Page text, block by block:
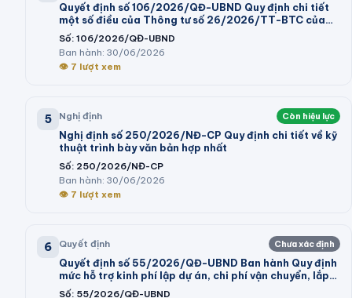
Quyết định số 106/2026/QĐ-UBND Quy định chi tiết
một số điều của Thông tư số 26/2026/TT-BTC của
Bộ trưởng Bộ Tài chính hướng dẫn thi hành một số điều
của Nghị định số 73/2026/NĐ-CP ngày 10 tháng 3
năm 2026 của Chính phủ quy định chi tiết và hướng
dẫn thi hành một số điều của Luật Ngân sách nhà nước
Số: 106/2026/QĐ-UBND
Ban hành: 30/06/2026
👁 7 lượt xem
5 Nghị định Còn hiệu lực
Nghị định số 250/2026/NĐ-CP Quy định chi tiết về kỹ
thuật trình bày văn bản hợp nhất
Số: 250/2026/NĐ-CP
Ban hành: 30/06/2026
👁 7 lượt xem
6 Quyết định Chưa xác định
Quyết định số 55/2026/QĐ-UBND Ban hành Quy định
mức hỗ trợ kinh phí lập dự án, chi phí vận chuyển, lắp
đặt máy móc, dây chuyền thiết bị vào cụm công
Số: 55/2026/QĐ-UBND